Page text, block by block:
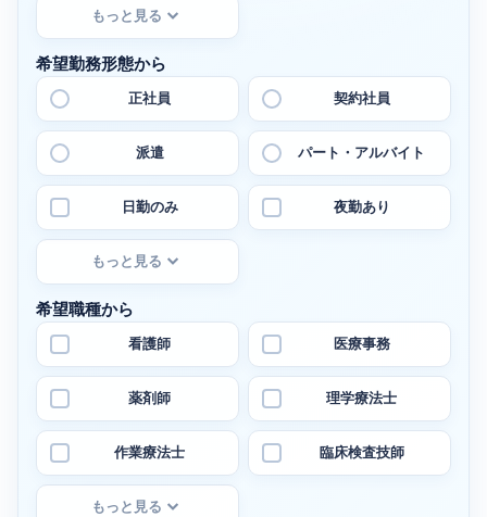
もっと見る
希望勤務形態から
正社員 契約社員
派遣 パート・アルバイト
日勤のみ 夜勤あり
もっと見る
希望職種から
看護師 医療事務
薬剤師 理学療法士
作業療法士 臨床検査技師
もっと見る